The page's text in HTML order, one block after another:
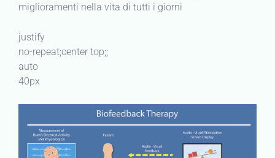
miglioramenti nella vita di tutti i giorni
justify
no-repeat;center top;;
auto
40px